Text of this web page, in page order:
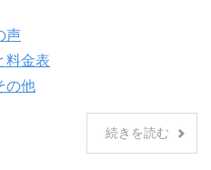
声
料金表
の他
続きを読む